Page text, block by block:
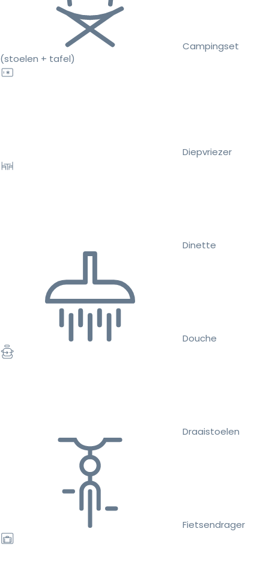
Campingset
(stoelen + tafel)
Diepvriezer
Dinette
Douche
Draaistoelen
Fietsendrager